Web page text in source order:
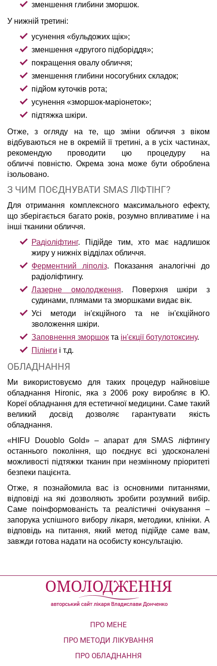
зменшення глибини зморшок.
У нижній третині:
усунення «бульдожих щік»;
зменшення «другого підборіддя»;
покращення овалу обличчя;
зменшення глибини носогубних складок;
підйом куточків рота;
усунення «зморшок-маріонеток»;
підтяжка шкіри.
Отже, з огляду на те, що зміни обличчя з віком
відбуваються не в окремій її третині, а в усіх частинах,
рекомендую проводити цю процедуру на
обличчі повністю. Окрема зона може бути оброблена
ізольовано.
З ЧИМ ПОЄДНУВАТИ SMAS ЛІФТІНГ?
Для отримання комплексного максимального ефекту,
що зберігається багато років, розумно впливатиме і на
інші тканини обличчя.
Радіоліфтинг. Підійде тим, хто має надлишок
жиру у нижніх відділах обличчя.
Ферментний ліполіз. Показання аналогічні до
радіоліфтингу.
Лазерне омолодження. Поверхня шкіри з
судинами, плямами та зморшками видає вік.
Усі методи ін'єкційного та не ін'єкційного
зволоження шкіри.
Заповнення зморшок та ін'єкції ботулотоксину.
Пілінги і т.д.
ОБЛАДНАННЯ
Ми використовуємо для таких процедур найновіше
обладнання Hironic, яка з 2006 року виробляє в Ю.
Кореї обладнання для естетичної медицини. Саме такий
великий досвід дозволяє гарантувати якість
обладнання.
«HIFU Douoblo Gold» – апарат для SMAS ліфтингу
останнього покоління, що поєднує всі удосконалені
можливості підтяжки тканин при незмінному пріоритеті
безпеки пацієнта.
Отже, я познайомила вас із основними питаннями,
відповіді на які дозволяють зробити розумний вибір.
Саме поінформованість та реалістичні очікування –
запорука успішного вибору лікаря, методики, клініки. А
відповідь на питання, який метод підійде саме вам,
завжди готова надати на особисту консультацію.
ПРО МЕНЕ
ПРО МЕТОДИ ЛІКУВАННЯ
ПРО ОБЛАДНАННЯ